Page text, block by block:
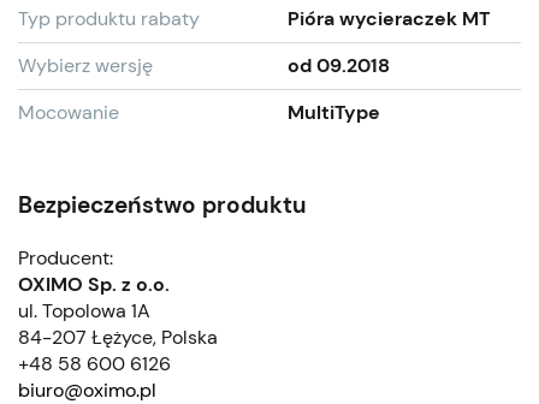
Typ produktu rabaty
Pióra wycieraczek MT
Wybierz wersję
od 09.2018
Mocowanie
MultiType
Bezpieczeństwo produktu
Producent:
OXIMO Sp. z o.o.
ul. Topolowa 1A
84-207 Łężyce, Polska
+48 58 600 6126
biuro@oximo.pl